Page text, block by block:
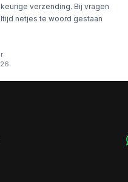
verzending. Bij vragen
netjes te woord gestaan